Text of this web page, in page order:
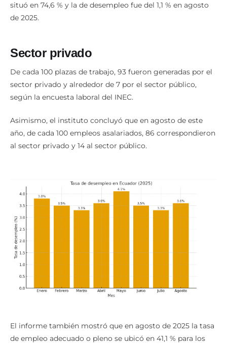
situó en 74,6 % y la de desempleo fue del 1,1 % en agosto
de 2025.
Sector privado
De cada 100 plazas de trabajo, 93 fueron generadas por el
sector privado y alrededor de 7 por el sector público,
según la encuesta laboral del INEC.
Asimismo, el instituto concluyó que en agosto de este
año, de cada 100 empleos asalariados, 86 correspondieron
al sector privado y 14 al sector público.
El informe también mostró que en agosto de 2025 la tasa
de empleo adecuado o pleno se ubicó en 41,1 % para los